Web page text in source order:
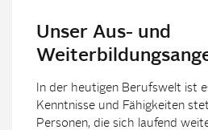
Unser Aus- und
In der heutigen Berufswelt ist
Kenntnisse und Fähigkeiten
Personen, die sich laufend